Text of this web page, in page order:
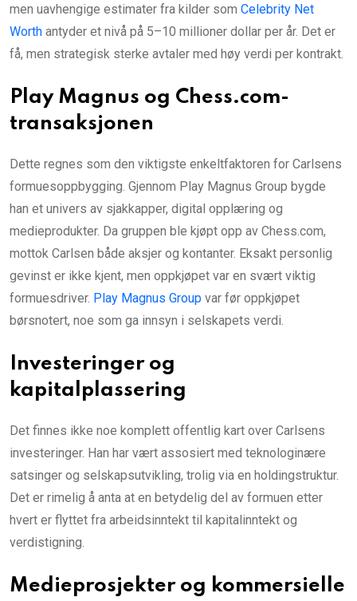
men uavhengige estimater fra kilder som Celebrity Net
Worth antyder et nivå på 5–10 millioner dollar per år. Det er
få, men strategisk sterke avtaler med høy verdi per kontrakt.
Play Magnus og Chess.com-
transaksjonen
Dette regnes som den viktigste enkeltfaktoren for Carlsens
formuesoppbygging. Gjennom Play Magnus Group bygde
han et univers av sjakkapper, digital opplæring og
medieprodukter. Da gruppen ble kjøpt opp av Chess.com,
mottok Carlsen både aksjer og kontanter. Eksakt personlig
gevinst er ikke kjent, men oppkjøpet var en svært viktig
formuesdriver. Play Magnus Group var før oppkjøpet
børsnotert, noe som ga innsyn i selskapets verdi.
Investeringer og
kapitalplassering
Det finnes ikke noe komplett offentlig kart over Carlsens
investeringer. Han har vært assosiert med teknologinære
satsinger og selskapsutvikling, trolig via en holdingstruktur.
Det er rimelig å anta at en betydelig del av formuen etter
hvert er flyttet fra arbeidsinntekt til kapitalinntekt og
verdistigning.
Medieprosjekter og kommersielle